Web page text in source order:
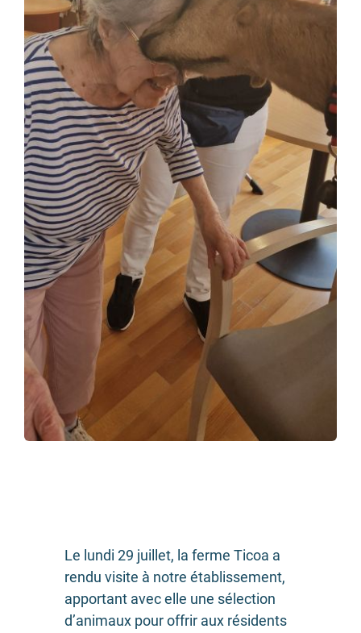
Le lundi 29 juillet, la ferme Ticoa a
rendu visite à notre établissement,
apportant avec elle une sélection
d’animaux pour offrir aux résidents